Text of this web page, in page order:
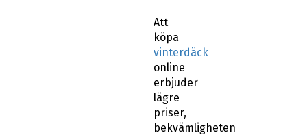
Att
köpa
vinterdäck
online
erbjuder
lägre
priser,
bekvämligheten